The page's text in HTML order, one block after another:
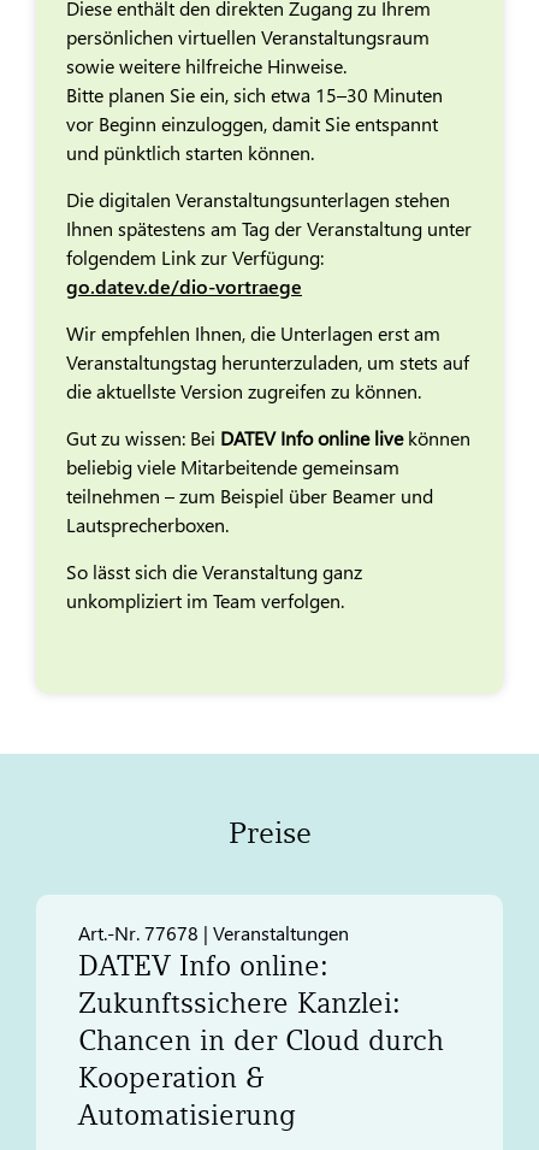
Diese enthält den direkten Zugang zu Ihrem
persönlichen virtuellen Veranstaltungsraum
sowie weitere hilfreiche Hinweise.
Bitte planen Sie ein, sich etwa 15–30 Minuten
vor Beginn einzuloggen, damit Sie entspannt
und pünktlich starten können.
Die digitalen Veranstaltungsunterlagen stehen
Ihnen spätestens am Tag der Veranstaltung unter
folgendem Link zur Verfügung:
go.datev.de/dio-vortraege
Wir empfehlen Ihnen, die Unterlagen erst am
Veranstaltungstag herunterzuladen, um stets auf
die aktuellste Version zugreifen zu können.
Gut zu wissen: Bei DATEV Info online livekönnen
beliebig viele Mitarbeitende gemeinsam
teilnehmen – zum Beispiel über Beamer und
Lautsprecherboxen.
So lässt sich die Veranstaltung ganz
unkompliziert im Team verfolgen.
Preise
Art.-Nr. 77678 | Veranstaltungen
DATEV Info online:
Zukunftssichere Kanzlei:
Chancen in der Cloud durch
Kooperation &
Automatisierung